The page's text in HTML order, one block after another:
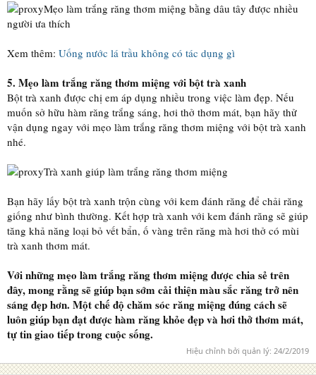
Mẹo làm trắng răng thơm miệng bằng dâu tây được nhiều
người ưa thích
Xem thêm: Uống nước lá trầu không có tác dụng gì
5. Mẹo làm trắng răng thơm miệng với bột trà xanh
Bột trà xanh được chị em áp dụng nhiều trong việc làm đẹp. Nếu
muốn sở hữu hàm răng trắng sáng, hơi thở thơm mát, bạn hãy thử
vận dụng ngay với mẹo làm trắng răng thơm miệng với bột trà xanh
nhé.
Trà xanh giúp làm trắng răng thơm miệng
Bạn hãy lấy bột trà xanh trộn cùng với kem đánh răng để chải răng
giống như bình thường. Kết hợp trà xanh với kem đánh răng sẽ giúp
tăng khả năng loại bỏ vết bẩn, ố vàng trên răng mà hơi thở có mùi
trà xanh thơm mát.
Với những mẹo làm trắng răng thơm miệng được chia sẻ trên
đây, mong rằng sẽ giúp bạn sớm cải thiện màu sắc răng trở nên
sáng đẹp hơn. Một chế độ chăm sóc răng miệng đúng cách sẽ
luôn giúp bạn đạt được hàm răng khỏe đẹp và hơi thở thơm mát,
tự tin giao tiếp trong cuộc sống.
Hiệu chỉnh bởi quản lý: 24/2/2019